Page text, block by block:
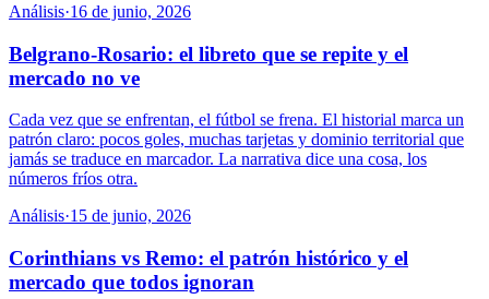
Análisis·16 de junio, 2026
Belgrano-Rosario: el libreto que se repite y el
mercado no ve
Cada vez que se enfrentan, el fútbol se frena. El historial marca un
patrón claro: pocos goles, muchas tarjetas y dominio territorial que
jamás se traduce en marcador. La narrativa dice una cosa, los
números fríos otra.
Análisis·15 de junio, 2026
Corinthians vs Remo: el patrón histórico y el
mercado que todos ignoran